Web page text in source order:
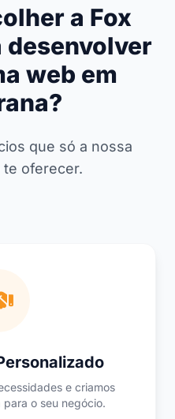
a Fox
desenvolver
web em
que só a nossa
oferecer.
e criamos
o seu negócio.